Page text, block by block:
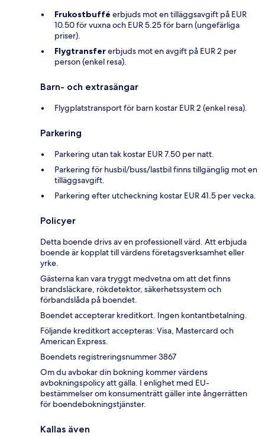
Frukostbuffé erbjuds mot en tilläggsavgift på EUR
10.50 för vuxna och EUR 5.25 för barn (ungefärliga
priser).
Flygtransfererbjuds mot en avgift på EUR 2 per
person (enkel resa).
Barn- och extrasängar
Flygplatstransport för barn kostar EUR 2 (enkel resa).
Parkering
Parkering utan tak kostar EUR 7.50 per natt.
Parkering för husbil/buss/lastbil finns tillgänglig mot en
tilläggsavgift.
Parkering efter utcheckning kostar EUR 41.5 per vecka.
Policyer
Detta boende drivs av en professionell värd. Att erbjuda
boende är kopplat till värdens företagsverksamhet eller
yrke.
Gästerna kan vara tryggt medvetna om att det finns
brandsläckare, rökdetektor, säkerhetssystem och
förbandslåda på boendet.
Boendet accepterar kreditkort. Ingen kontantbetalning.
Följande kreditkort accepteras: Visa, Mastercard och
American Express.
Boendets registreringsnummer 3867
Om du avbokar din bokning kommer värdens
avbokningspolicy att gälla. I enlighet med EU-
bestämmelser om konsumenträtt gäller inte ångerrätten
för boendebokningstjänster.
Kallas även